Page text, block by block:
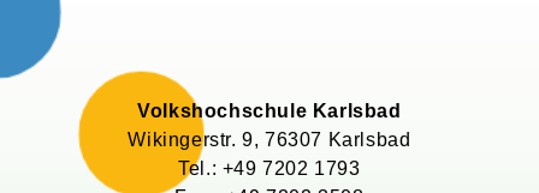
Volkshochschule Karlsbad
Wikingerstr. 9, 76307 Karlsbad
Tel.: +49 7202 1793